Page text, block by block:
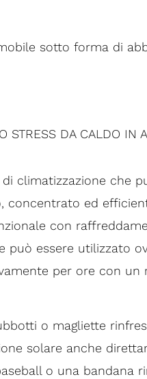
sotto forma di
STRESS DA CALDO IN
di climatizzazione che
concentrato ed
con
può essere utilizzato
per ore con un
o magliette
solare anche
o una bandana